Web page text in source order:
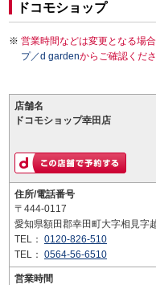
ドコモショップ
営業時間などは変更となる場
プ／d gardenからご確認くださ
店舗名
ドコモショップ幸田店
住所/電話番号
〒444-0117
愛知県額田郡幸田町大字相見字
TEL： 0120-826-510
TEL： 0564-56-6510
営業時間